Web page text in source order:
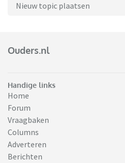
Nieuw topic plaatsen
Ouders.nl
Handige links
Home
Forum
Vraagbaken
Columns
Adverteren
Berichten